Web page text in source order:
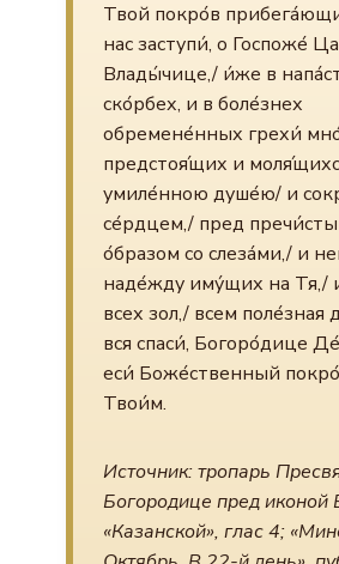
Твой покро́в
нас заступи́, о Госпоже́
Влады́чице,/ и́же в
ско́рбех, и в боле́знех
обремене́нных грехи́
предстоя́щих и
умиле́нною душе́ю/ и
се́рдцем,/ пред
о́бразом со слеза́ми,/ и
наде́жду иму́щих на Тя,/
всех зол,/ всем поле́зная
вся спаси́, Богоро́дице
еси́ Боже́ственный
Твои́м.
Источник: тропарь
Богородице пред иконой
«Казанской», глас 4;